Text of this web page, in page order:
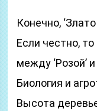
Конечно,
Если честно,
между ‘Розой’
Биология и
Высота